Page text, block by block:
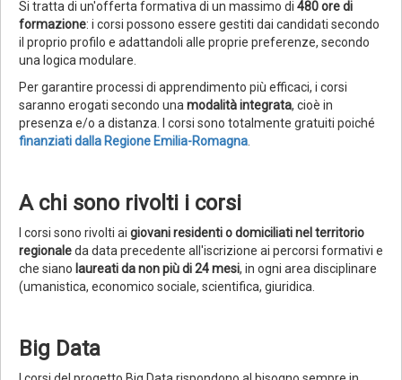
Si tratta di un'offerta formativa di un massimo di 480 ore di
formazione: i corsi possono essere gestiti dai candidati secondo
il proprio profilo e adattandoli alle proprie preferenze, secondo
una logica modulare.
Per garantire processi di apprendimento più efficaci, i corsi
saranno erogati secondo una modalità integrata, cioè in
presenza e/o a distanza. I corsi sono totalmente gratuiti poiché
finanziati dalla Regione Emilia-Romagna
A chi sono rivolti i corsi
I corsi sono rivolti ai giovani residenti o domiciliati nel territorio
regionaleda data precedente all'iscrizione ai percorsi formativi e
che siano laureati da non più di 24 mesi, in ogni area disciplinare
(umanistica, economico sociale, scientifica, giuridica.
Big Data